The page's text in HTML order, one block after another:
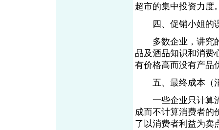
超市的集中投资力
四、促销小姐
多数企业，讲究的
品及酒品知识和消费
有价格高而没有产品
五、最终成本（
一些企业只计算流
成而不计算消费者的
了以消费者利益为卖